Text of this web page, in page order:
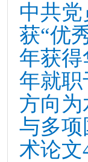
中共
获“优
年获
年就职
方向
与多
术论文